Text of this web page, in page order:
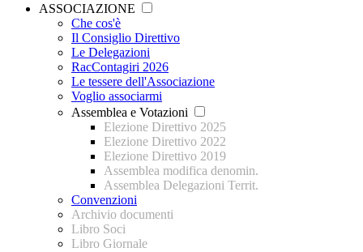
ASSOCIAZIONE
Che cos'è
Il Consiglio Direttivo
Le Delegazioni
RacContagiri 2026
Le tessere dell'Associazione
Voglio associarmi
Assemblea e Votazioni
Elezione Direttivo 2025
Elezione Direttivo 2022
Elezione Direttivo 2019
Assemblea modifica denomin.
Assemblea Delegazioni Territ.
Convenzioni
Archivio documenti
Libro Soci
Libro Giornale